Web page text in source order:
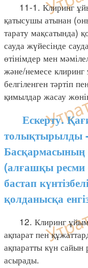
11-1. Клиринг
қатысушы атынан
тарату мақсатында)
сауда жүйесінде
өтінімдер мен
және/немесе
белгіленген тәртіп
қимылдар жасау
Ескерту.
толықтырылды
(алғашқы ресми
бастап
қолданысқа
12. Клиринг ұйымы
ақпарат пен
ақпаратты күн сайын
асырады.